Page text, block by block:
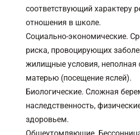
соответствующий характеру
отношения в школе.
Социально-экономические.
риска, провоцирующих
жилищные условия, неполная
матерью (посещение яслей).
Биологические. Сложная
наследственность,
здоровьем.